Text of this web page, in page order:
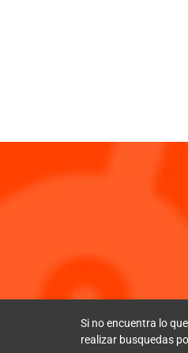
Si no encuentra lo
realizar busquedas